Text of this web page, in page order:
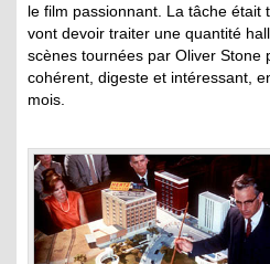
le film passionnant. La tâche était
vont devoir traiter une quantité
scènes tournées par Oliver Stone
cohérent, digeste et intéressant,
mois.